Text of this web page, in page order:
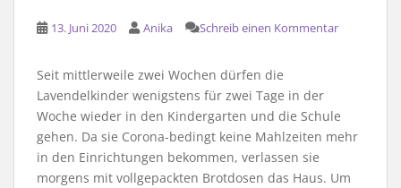
13. Juni 2020 Anika Schreib einen Kommentar
Seit mittlerweile zwei Wochen dürfen die
Lavendelkinder wenigstens für zwei Tage in der
Woche wieder in den Kindergarten und die Schule
gehen. Da sie Corona-bedingt keine Mahlzeiten mehr
in den Einrichtungen bekommen, verlassen sie
morgens mit vollgepackten Brotdosen das Haus. Um